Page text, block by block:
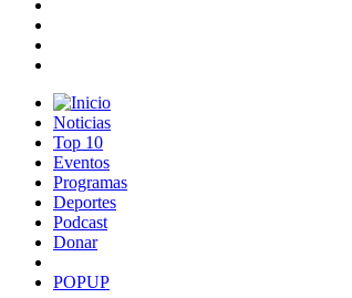
Noticias
Top 10
Eventos
Programas
Deportes
Podcast
Donar
POPUP